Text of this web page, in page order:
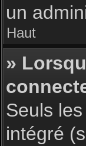
un
Haut
»
Seuls
intégré